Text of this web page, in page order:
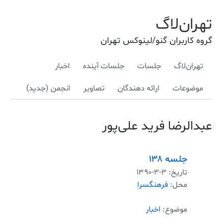
تهران‌لاگ
گروه کاربران گنو/لینوکس تهران
تهران‌لاگ جلسات جلسات آینده اخبار
موضوعات ارائه دهندگان تصاویر انجمن (جدید)
عبدالرضا فرید علی‌پور
جلسه ۱۳۸
تاریخ: ۱۳۹۰-۳-۳
محل: فرهنگسرا
موضوع: اخبار